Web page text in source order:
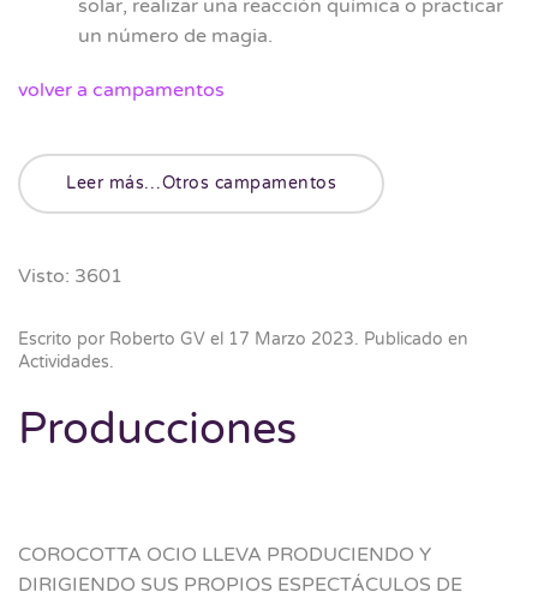
solar, realizar una reacción química o practicar
un número de magia.
volver a campamentos
Leer más…Otros campamentos
Visto: 3601
Escrito por Roberto GV el 17 Marzo 2023. Publicado en
Actividades.
Producciones
COROCOTTA OCIO LLEVA PRODUCIENDO Y
DIRIGIENDO SUS PROPIOS ESPECTÁCULOS DE